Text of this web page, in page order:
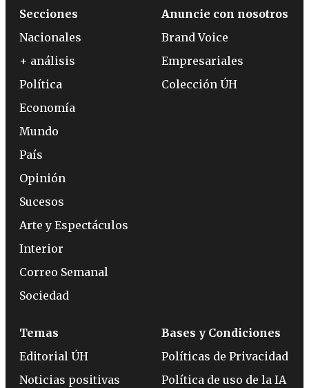
Secciones
Nacionales
+ análisis
Política
Economía
Mundo
País
Opinión
Sucesos
Arte y Espectáculos
Interior
Correo Semanal
Sociedad
Anuncie con nosotros
Brand Voice
Empresariales
Colección ÚH
Temas
Editorial ÚH
Noticias positivas
Bases y Condiciones
Políticas de Privacidad
Política de uso de la IA